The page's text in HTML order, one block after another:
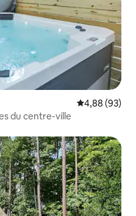
Évaluation
4,88 (93)
du centre-ville
plus appréciés